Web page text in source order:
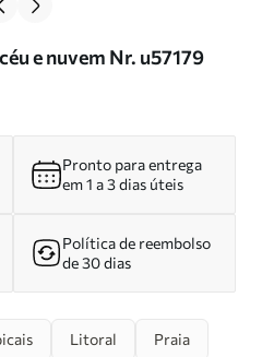
e nuvem Nr. u57179
Pronto para entrega
em 1 a 3 dias úteis
Política de reembolso
de 30 dias
Litoral Praia